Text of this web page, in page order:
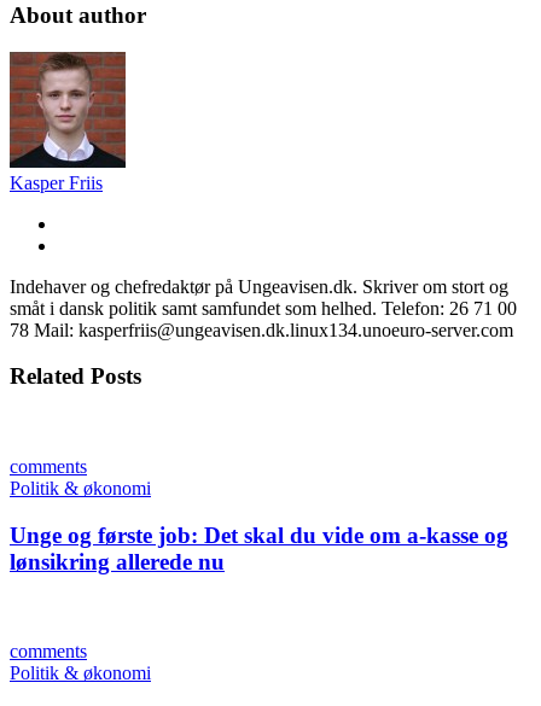
About author
Kasper Friis
Indehaver og chefredaktør på Ungeavisen.dk. Skriver om stort og
småt i dansk politik samt samfundet som helhed. Telefon: 26 71 00
78 Mail: kasperfriis@ungeavisen.dk.linux134.unoeuro-server.com
Related Posts
comments
Politik & økonomi
Unge og første job: Det skal du vide om a-kasse og
lønsikring allerede nu
comments
Politik & økonomi